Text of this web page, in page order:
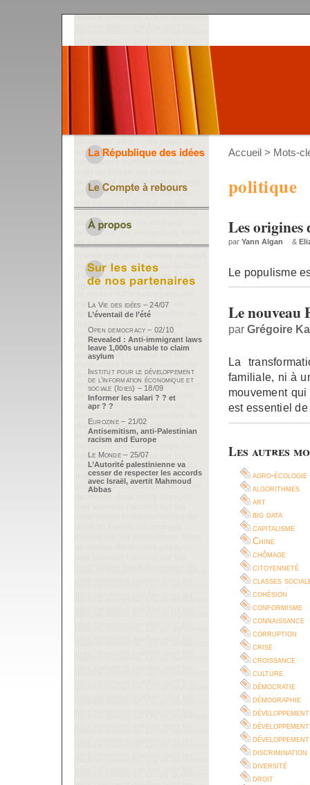
Accueil > Mots-
politique
Les origines
par Yann Algan &
Le populisme
Le nouveau
par Grégoire
La
familiale, ni à
mouvement
est essentiel
Les autres
agro-écologie
algorithmes
art
big data
capitalisme
Chine
chômage
citoyenneté
classes
cohésion
conformisme
connaissance
corruption
crise
croissance
culture
démocratie
démographie
développement
discrimination
diversité
droit
La Vie des idées – 24/07
L’éventail de l’été
Open democracy – 02/10
Revealed : Anti-immigrant laws
leave 1,000s unable to claim
asylum
Institut pour le développement
de l’information économique et
sociale (Idies) – 18/09
Informer les salari ? ? et
apr ? ?
Eurozine – 21/02
Antisemitism, anti-Palestinian
racism and Europe
Le Monde – 25/07
L’Autorité palestinienne va
cesser de respecter les accords
avec Israël, avertit Mahmoud
Abbas